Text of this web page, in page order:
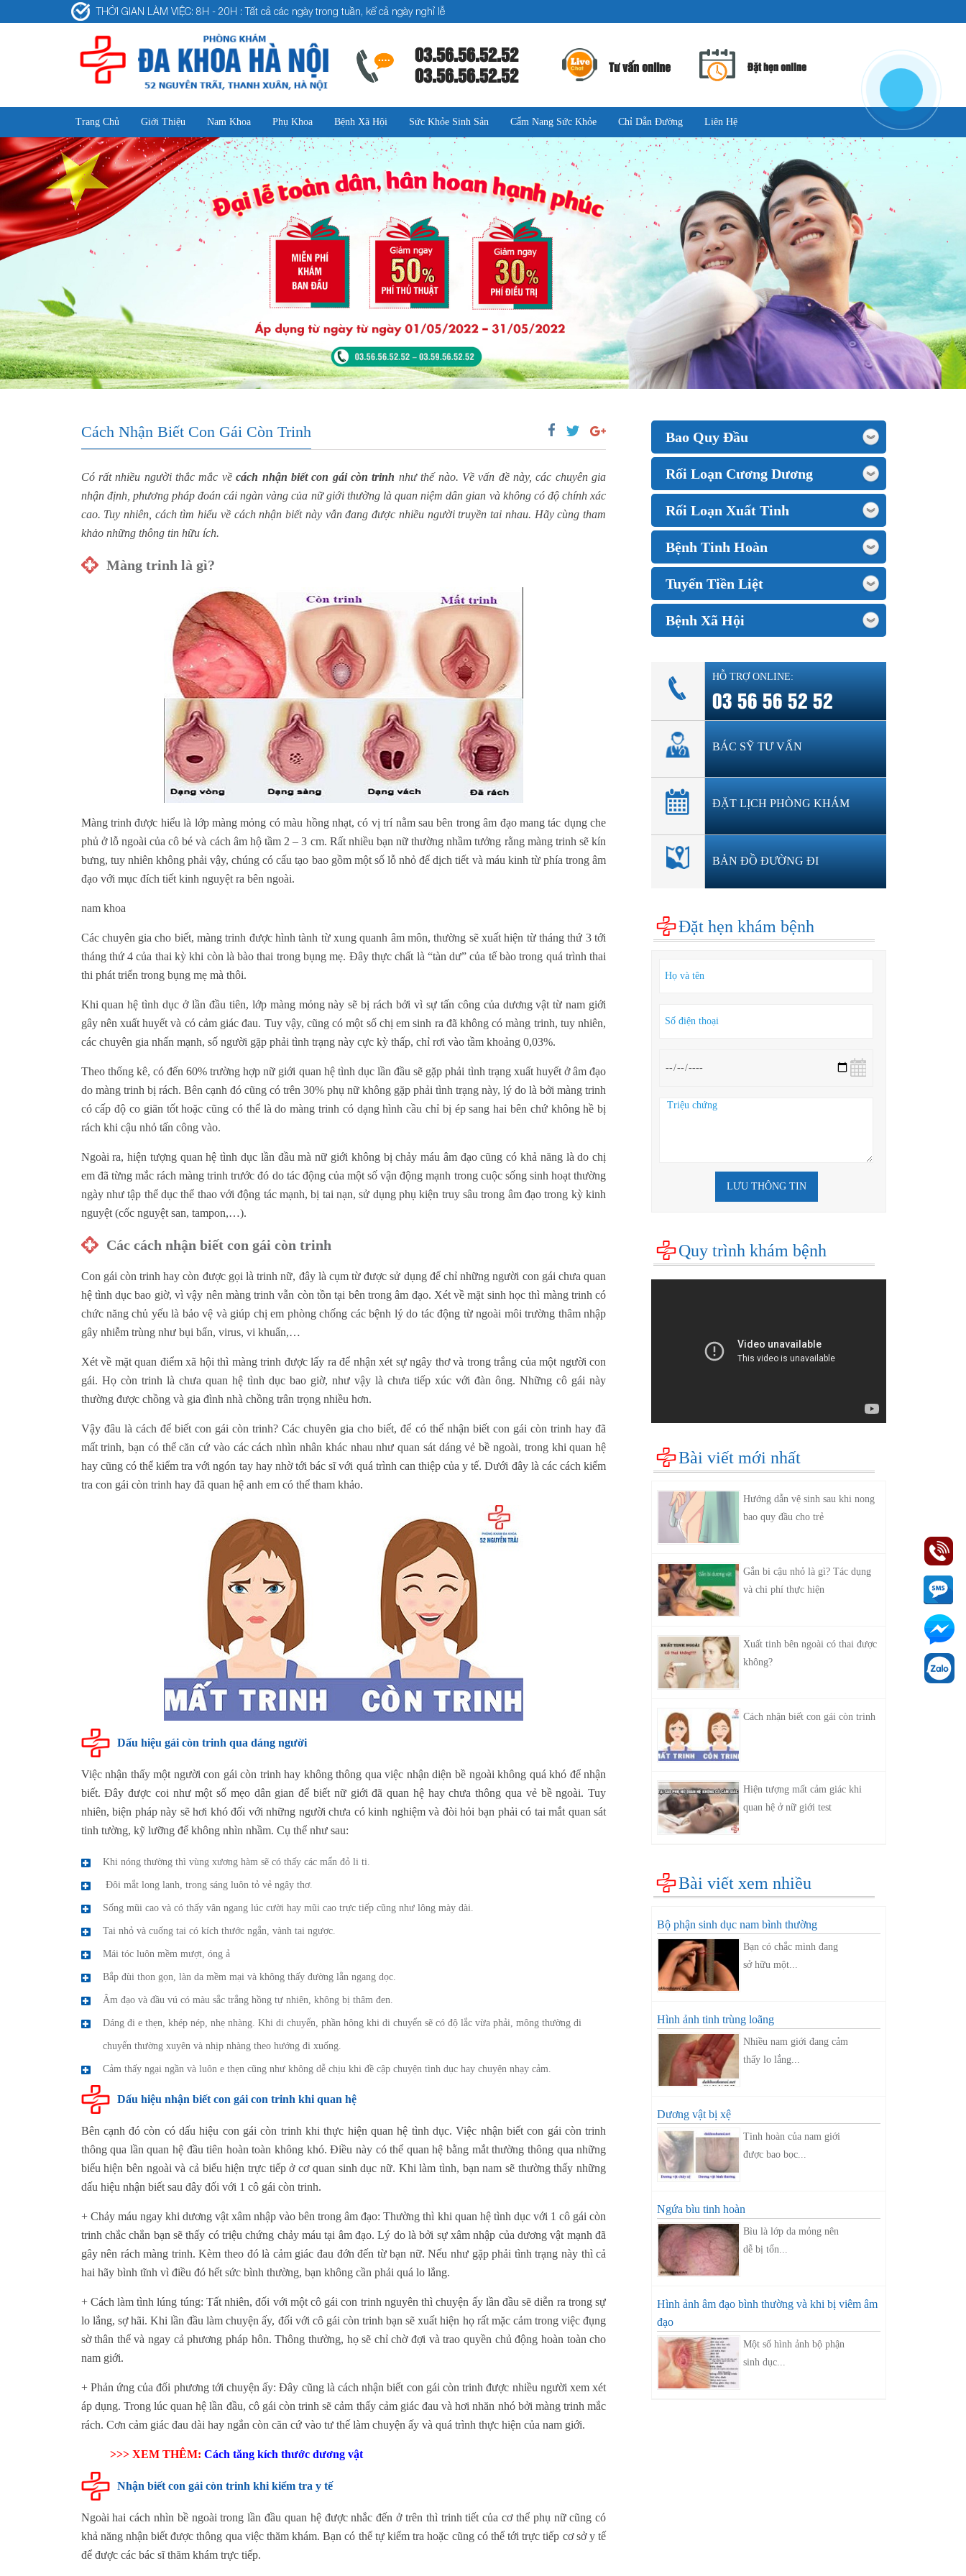
THỜI GIAN LÀM VIỆC: 8H - 20H : Tất cả các ngày trong tuần, kể cả ngày nghỉ lễ
03.56.56.52.52
03.56.56.52.52
Tư vấn online Đặt hẹn online
Trang Chủ Giới Thiệu Nam Khoa Phụ Khoa Bệnh Xã Hội Sức Khỏe Sinh Sản Cẩm Nang Sức Khỏe Chỉ Dẫn Đường Liên Hệ
Cách Nhận Biết Con Gái Còn Trinh
Có rất nhiều người thắc mắc vềcách nhận biết con gái còn trinh như thế nào. Về vấn đề này, các chuyên gia
nhận định, phương pháp đoán cái ngàn vàng của nữ giới thường là quan niệm dân gian và không có độ chính xác
cao. Tuy nhiên, cách tìm hiểu về cách nhận biết này vẫn đang được nhiều người truyền tai nhau. Hãy cùng tham
khảo những thông tin hữu ích.
Màng trinh là gì?
Màng trinh được hiểu là lớp màng mỏng có màu hồng nhạt, có vị trí nằm sau bên trong âm đạo mang tác dụng che
phủ ở lỗ ngoài của cô bé và cách âm hộ tầm 2 – 3 cm. Rất nhiều bạn nữ thường nhầm tưởng rằng màng trinh sẽ kín
bưng, tuy nhiên không phải vậy, chúng có cấu tạo bao gồm một số lỗ nhỏ để dịch tiết và máu kinh từ phía trong âm
đạo với mục đích tiết kinh nguyệt ra bên ngoài.
nam khoa
Các chuyên gia cho biết, màng trinh được hình tành từ xung quanh âm môn, thường sẽ xuất hiện từ tháng thứ 3 tới
tháng thứ 4 của thai kỳ khi còn là bào thai trong bụng mẹ. Đây thực chất là “tàn dư” của tế bào trong quá trình thai
thi phát triển trong bụng mẹ mà thôi.
Khi quan hệ tình dục ở lần đầu tiên, lớp màng mỏng này sẽ bị rách bởi vì sự tấn công của dương vật từ nam giới
gây nên xuất huyết và có cảm giác đau. Tuy vậy, cũng có một số chị em sinh ra đã không có màng trinh, tuy nhiên,
các chuyên gia nhấn mạnh, số người gặp phải tình trạng này cực kỳ thấp, chỉ rơi vào tầm khoảng 0,03%.
Theo thống kê, có đến 60% trường hợp nữ giới quan hệ tình dục lần đầu sẽ gặp phải tình trạng xuất huyết ở âm đạo
do màng trinh bị rách. Bên cạnh đó cũng có trên 30% phụ nữ không gặp phải tình trạng này, lý do là bởi màng trinh
có cấp độ co giãn tốt hoặc cũng có thể là do màng trinh có dạng hình cầu chỉ bị ép sang hai bên chứ không hề bị
rách khi cậu nhỏ tấn công vào.
Ngoài ra, hiện tượng quan hệ tình dục lần đầu mà nữ giới không bị chảy máu âm đạo cũng có khả năng là do chị
em đã từng mắc rách màng trinh trước đó do tác động của một số vận động mạnh trong cuộc sống sinh hoạt thường
ngày như tập thể dục thể thao với động tác mạnh, bị tai nạn, sử dụng phụ kiện truy sâu trong âm đạo trong kỳ kinh
nguyệt (cốc nguyệt san, tampon,…).
Các cách nhận biết con gái còn trinh
Con gái còn trinh hay còn được gọi là trinh nữ, đây là cụm từ được sử dụng để chỉ những người con gái chưa quan
hệ tình dục bao giờ, vì vậy nên màng trinh vẫn còn tồn tại bên trong âm đạo. Xét về mặt sinh học thì màng trinh có
chức năng chủ yếu là bảo vệ và giúp chị em phòng chống các bệnh lý do tác động từ ngoài môi trường thâm nhập
gây nhiễm trùng như bụi bẩn, virus, vi khuẩn,…
Xét về mặt quan điểm xã hội thì màng trinh được lấy ra để nhận xét sự ngây thơ và trong trắng của một người con
gái. Họ còn trinh là chưa quan hệ tình dục bao giờ, như vậy là chưa tiếp xúc với đàn ông. Những cô gái này
thường được chồng và gia đình nhà chồng trân trọng nhiều hơn.
Vậy đâu là cách để biết con gái còn trinh? Các chuyên gia cho biết, để có thể nhận biết con gái còn trinh hay đã
mất trinh, bạn có thể căn cứ vào các cách nhìn nhân khác nhau như quan sát dáng vẻ bề ngoài, trong khi quan hệ
hay cũng có thể kiểm tra với ngón tay hay nhờ tới bác sĩ với quá trình can thiệp của y tế. Dưới đây là các cách kiểm
tra con gái còn trinh hay đã quan hệ anh em có thể tham khảo.
Dấu hiệu gái còn trinh qua dáng người
Việc nhận thấy một người con gái còn trinh hay không thông qua việc nhận diện bề ngoài không quá khó để nhận
biết. Đây được coi như một số mẹo dân gian để biết nữ giới đã quan hệ hay chưa thông qua vẻ bề ngoài. Tuy
nhiên, biện pháp này sẽ hơi khó đối với những người chưa có kinh nghiệm và đòi hỏi bạn phải có tai mắt quan sát
tinh tường, kỹ lưỡng để không nhìn nhầm. Cụ thể như sau:
Khi nóng thường thì vùng xương hàm sẽ có thấy các mẩn đỏ li ti.
Đôi mắt long lanh, trong sáng luôn tỏ vẻ ngây thơ.
Sống mũi cao và có thấy vân ngang lúc cười hay mũi cao trực tiếp cũng như lông mày dài.
Tai nhỏ và cuống tai có kích thước ngắn, vành tai ngược.
Mái tóc luôn mềm mượt, óng ả
Bắp đùi thon gọn, làn da mềm mại và không thấy đường lằn ngang dọc.
Âm đạo và đầu vú có màu sắc trắng hồng tự nhiên, không bị thâm đen.
Dáng đi e thẹn, khép nép, nhẹ nhàng. Khi di chuyển, phần hông khi di chuyển sẽ có độ lắc vừa phải, mông thường di
chuyển thường xuyên và nhịp nhàng theo hướng đi xuống.
Cảm thấy ngại ngần và luôn e thẹn cũng như không dễ chịu khi đề cập chuyện tình dục hay chuyện nhạy cảm.
Dấu hiệu nhận biết con gái con trinh khi quan hệ
Bên cạnh đó còn có dấu hiệu con gái còn trinh khi thực hiện quan hệ tình dục. Việc nhận biết con gái còn trinh
thông qua lần quan hệ đầu tiên hoàn toàn không khó. Điều này có thể quan hệ bằng mắt thường thông qua những
biểu hiện bên ngoài và cả biểu hiện trực tiếp ở cơ quan sinh dục nữ. Khi làm tình, bạn nam sẽ thường thấy những
dấu hiệu nhận biết sau đây đối với 1 cô gái còn trinh.
+ Chảy máu ngay khi dương vật xâm nhập vào bên trong âm đạo: Thường thì khi quan hệ tình dục với 1 cô gái còn
trinh chắc chắn bạn sẽ thấy có triệu chứng chảy máu tại âm đạo. Lý do là bởi sự xâm nhập của dương vật mạnh đã
gây nên rách màng trinh. Kèm theo đó là cảm giác đau đớn đến từ bạn nữ. Nếu như gặp phải tình trạng này thì cả
hai hãy bình tĩnh vì điều đó hết sức bình thường, bạn không cần phải quá lo lắng.
+ Cách làm tình lúng túng: Tất nhiên, đối với một cô gái con trinh nguyên thì chuyện ấy lần đầu sẽ diễn ra trong sự
lo lắng, sợ hãi. Khi lần đầu làm chuyện ấy, đối với cô gái còn trinh bạn sẽ xuất hiện họ rất mặc cảm trong việc đụng
sờ thân thể và ngay cả phương pháp hôn. Thông thường, họ sẽ chỉ chờ đợi và trao quyền chủ động hoàn toàn cho
nam giới.
+ Phản ứng của đối phương tới chuyện ấy: Đây cũng là cách nhận biết con gái còn trinh được nhiều người xem xét
áp dụng. Trong lúc quan hệ lần đầu, cô gái còn trinh sẽ cảm thấy cảm giác đau và hơi nhăn nhó bởi màng trinh mắc
rách. Cơn cảm giác đau dài hay ngắn còn căn cứ vào tư thế làm chuyện ấy và quá trình thực hiện của nam giới.
>>> XEM THÊM: Cách tăng kích thước dương vật
Nhận biết con gái còn trinh khi kiểm tra y tế
Ngoài hai cách nhìn bề ngoài trong lần đầu quan hệ được nhắc đến ở trên thì trinh tiết của cơ thể phụ nữ cũng có
khả năng nhận biết được thông qua việc thăm khám. Bạn có thể tự kiểm tra hoặc cũng có thể tới trực tiếp cơ sở y tế
để được các bác sĩ thăm khám trực tiếp.
Bao Quy Đầu
Rối Loạn Cương Dương
Rối Loạn Xuất Tinh
Bệnh Tinh Hoàn
Tuyến Tiền Liệt
Bệnh Xã Hội
HỖ TRỢ ONLINE:
03 56 56 52 52
BÁC SỸ TƯ VẤN
ĐẶT LỊCH PHÒNG KHÁM
BẢN ĐỒ ĐƯỜNG ĐI
Đặt hẹn khám bệnh
LƯU THÔNG TIN
Quy trình khám bệnh
Bài viết mới nhất
Hướng dẫn vệ sinh sau khi nong
bao quy đầu cho trẻ
Gắn bi cậu nhỏ là gì? Tác dụng
và chi phí thực hiện
Xuất tinh bên ngoài có thai được
không?
Cách nhận biết con gái còn trinh
Hiện tượng mất cảm giác khi
quan hệ ở nữ giới test
Bài viết xem nhiều
Bộ phận sinh dục nam bình thường
Bạn có chắc mình đang
sở hữu một...
Hình ảnh tinh trùng loãng
Nhiều nam giới đang cảm
thấy lo lắng...
Dương vật bị xệ
Tinh hoàn của nam giới
được bao bọc...
Ngứa bìu tinh hoàn
Bìu là lớp da mỏng nên
dễ bị tổn...
Hình ảnh âm đạo bình thường và khi bị viêm âm
đạo
Một số hình ảnh bộ phận
sinh dục...